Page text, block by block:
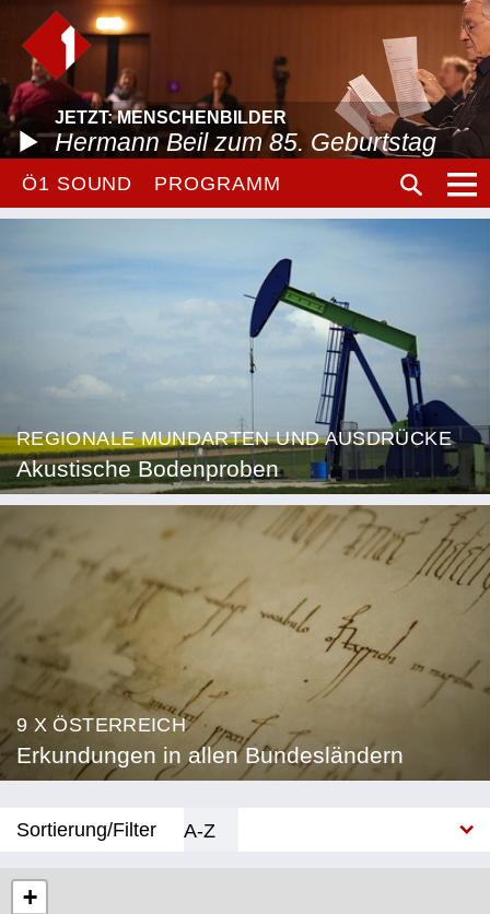
JETZT: MENSCHENBILDER
Hermann Beil zum 85. Geburtstag
Ö1 SOUND PROGRAMM
REGIONALE MUNDARTEN UND AUSDRÜCKE
Akustische Bodenproben
9 X ÖSTERREICH
Erkundungen in allen Bundesländern
Sortierung/Filter
A-Z
+